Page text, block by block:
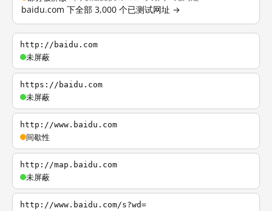
baidu.com 下全部 3,000 个已测试网址 →
http://baidu.com
未屏蔽
https://baidu.com
未屏蔽
http://www.baidu.com
间歇性
http://map.baidu.com
未屏蔽
http://www.baidu.com/s?wd=